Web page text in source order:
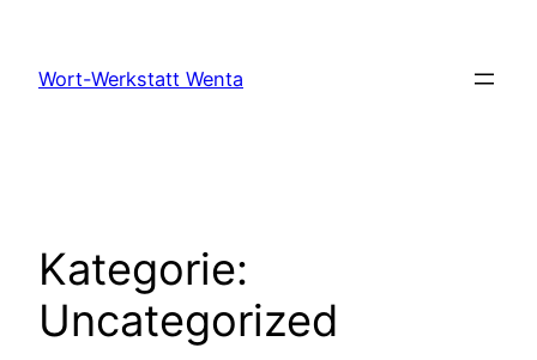
springen
Wort-Werkstatt Wenta
Kategorie:
Uncategorized